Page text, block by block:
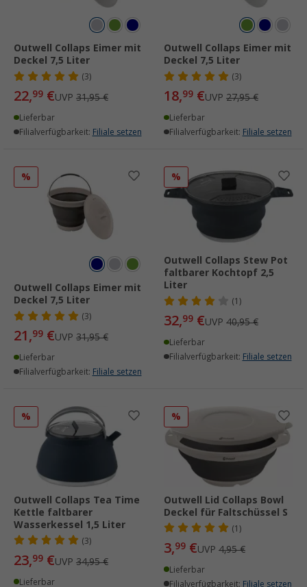
Outwell Collaps Eimer mit
Deckel 7,5 Liter
(3)
22,99 €UVP 31,95 €
Lieferbar
Filialverfügbarkeit: Filiale setzen
Outwell Collaps Eimer mit
Deckel 7,5 Liter
(3)
18,99 €UVP 27,95 €
Lieferbar
Filialverfügbarkeit: Filiale setzen
%
Outwell Collaps Eimer mit
Deckel 7,5 Liter
(3)
21,99 €UVP 31,95 €
Lieferbar
Filialverfügbarkeit: Filiale setzen
%
Outwell Collaps Stew Pot
faltbarer Kochtopf 2,5
Liter
(1)
32,99 €UVP 40,95 €
Lieferbar
Filialverfügbarkeit: Filiale setzen
%
Outwell Collaps Tea Time
Kettle faltbarer
Wasserkessel 1,5 Liter
(3)
23,99 €UVP 34,95 €
Lieferbar
%
Outwell Lid Collaps Bowl
Deckel für Faltschüssel S
(1)
3,99 €UVP 4,95 €
Lieferbar
Filialverfügbarkeit: Filiale setzen